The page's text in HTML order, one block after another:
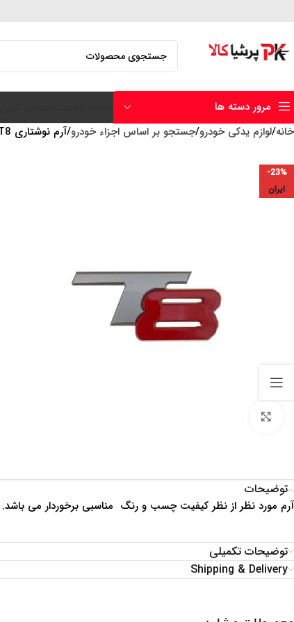
مرور دسته ها
خانه لوازم یدکی خودرو جستجو بر اساس اجزاء خودرو آرم نوشتاری T8 مناسب درب عقب KMCT8
-23%
ایران
توضیحات
آرم مورد نظر از نظر کیفیت چسب و رنگ مناسبی برخوردار می
توضیحات تکمیلی
Shipping & Delivery